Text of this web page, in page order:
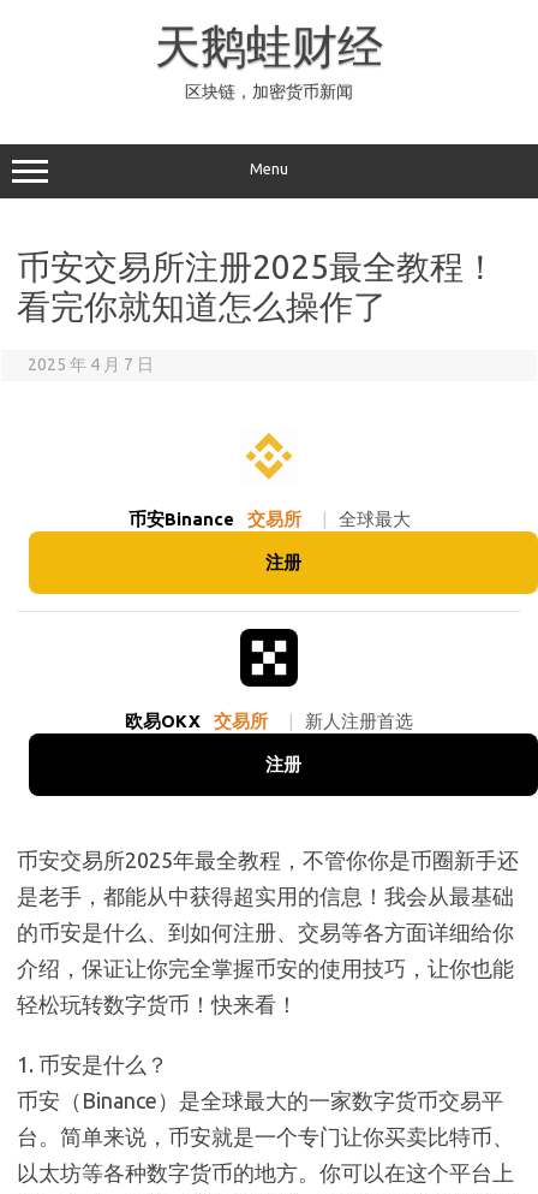
天鹅蛙财经
区块链，加密货币新闻
Menu
币安交易所注册2025最全教程！
看完你就知道怎么操作了
2025 年 4 月 7 日
币安Binance 交易所 | 全球最大
注册
欧易OKX 交易所 | 新人注册首选
注册
币安交易所2025年最全教程，不管你你是币圈新手还
是老手，都能从中获得超实用的信息！我会从最基础
的币安是什么、到如何注册、交易等各方面详细给你
介绍，保证让你完全掌握币安的使用技巧，让你也能
轻松玩转数字货币！快来看！
1. 币安是什么？
币安（Binance）是全球最大的一家数字货币交易平
台。简单来说，币安就是一个专门让你买卖比特币、
以太坊等各种数字货币的地方。你可以在这个平台上